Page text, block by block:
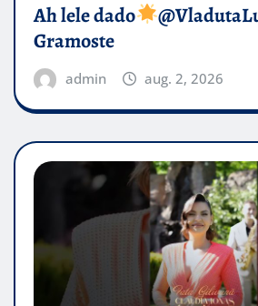
Ah lele dado​
Gramoste
admin aug. 2, 2026